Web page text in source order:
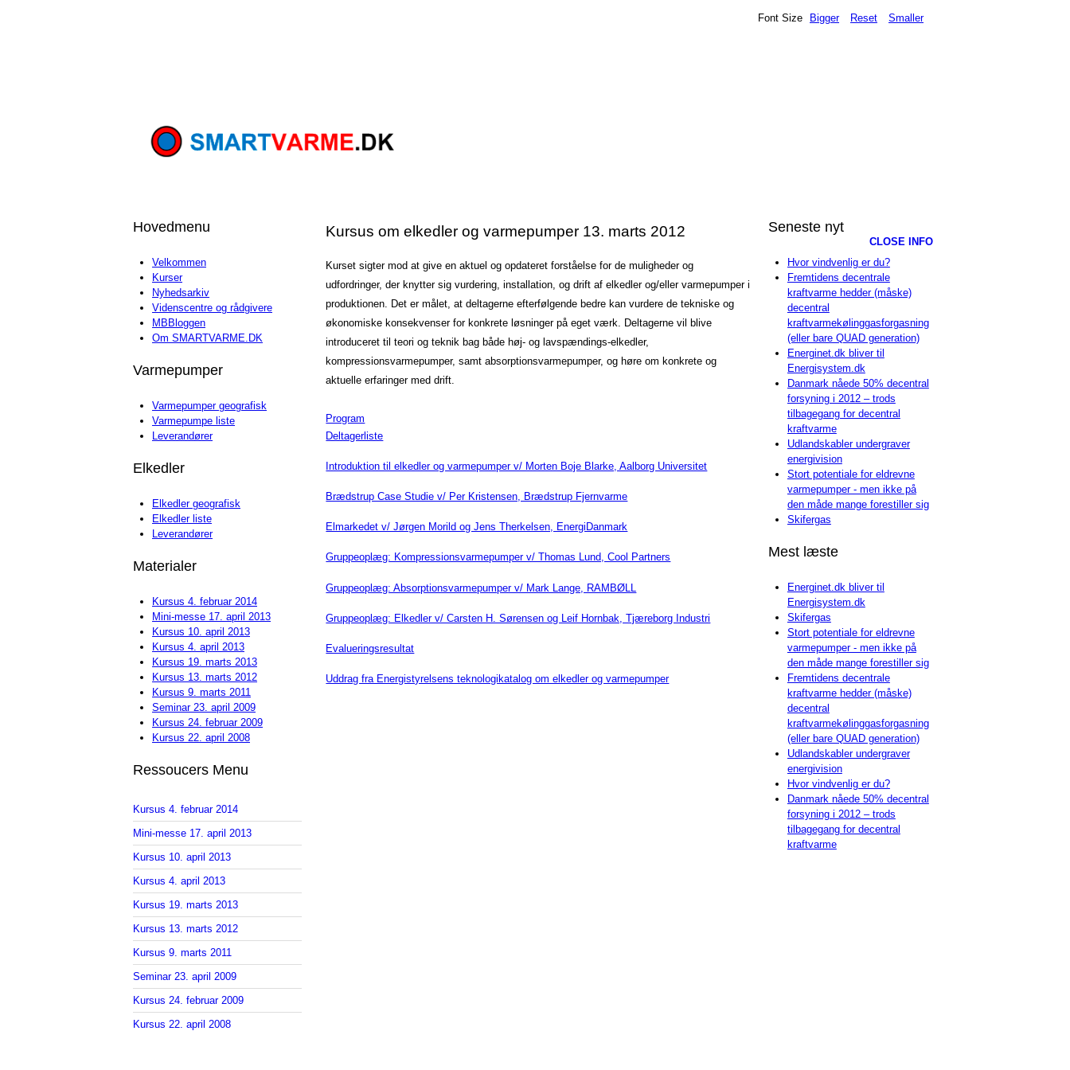
Font Size Bigger Reset Smaller
Hovedmenu
Velkommen
Kurser
Nyhedsarkiv
Videnscentre og rådgivere
MBBloggen
Om SMARTVARME.DK
Varmepumper
Varmepumper geografisk
Varmepumpe liste
Leverandører
Elkedler
Elkedler geografisk
Elkedler liste
Leverandører
Materialer
Kursus 4. februar 2014
Mini-messe 17. april 2013
Kursus 10. april 2013
Kursus 4. april 2013
Kursus 19. marts 2013
Kursus 13. marts 2012
Kursus 9. marts 2011
Seminar 23. april 2009
Kursus 24. februar 2009
Kursus 22. april 2008
Ressoucers Menu
Kursus 4. februar 2014
Mini-messe 17. april 2013
Kursus 10. april 2013
Kursus 4. april 2013
Kursus 19. marts 2013
Kursus 13. marts 2012
Kursus 9. marts 2011
Seminar 23. april 2009
Kursus 24. februar 2009
Kursus 22. april 2008
Kursus om elkedler og varmepumper 13. marts 2012
Kurset sigter mod at give en aktuel og opdateret forståelse for de muligheder og
udfordringer, der knytter sig vurdering, installation, og drift af elkedler og/eller varmepumper i
produktionen. Det er målet, at deltagerne efterfølgende bedre kan vurdere de tekniske og
økonomiske konsekvenser for konkrete løsninger på eget værk. Deltagerne vil blive
introduceret til teori og teknik bag både høj- og lavspændings-elkedler,
kompressionsvarmepumper, samt absorptionsvarmepumper, og høre om konkrete og
aktuelle erfaringer med drift.
Program
Deltagerliste
Introduktion til elkedler og varmepumper v/ Morten Boje Blarke, Aalborg Universitet
Brædstrup Case Studie v/ Per Kristensen, Brædstrup Fjernvarme
Elmarkedet v/ Jørgen Morild og Jens Therkelsen, EnergiDanmark
Gruppeoplæg: Kompressionsvarmepumper v/ Thomas Lund, Cool Partners
Gruppeoplæg: Absorptionsvarmepumper v/ Mark Lange, RAMBØLL
Gruppeoplæg: Elkedler v/ Carsten H. Sørensen og Leif Hornbak, Tjæreborg Industri
Evalueringsresultat
Uddrag fra Energistyrelsens teknologikatalog om elkedler og varmepumper
CLOSE INFO
Seneste nyt
Hvor vindvenlig er du?
Fremtidens decentrale
kraftvarme hedder (måske)
decentral
kraftvarmekølinggasforgasning
(eller bare QUAD generation)
Energinet.dk bliver til
Energisystem.dk
Danmark nåede 50% decentral
forsyning i 2012 – trods
tilbagegang for decentral
kraftvarme
Udlandskabler undergraver
energivision
Stort potentiale for eldrevne
varmepumper - men ikke på
den måde mange forestiller sig
Skifergas
Mest læste
Energinet.dk bliver til
Energisystem.dk
Skifergas
Stort potentiale for eldrevne
varmepumper - men ikke på
den måde mange forestiller sig
Fremtidens decentrale
kraftvarme hedder (måske)
decentral
kraftvarmekølinggasforgasning
(eller bare QUAD generation)
Udlandskabler undergraver
energivision
Hvor vindvenlig er du?
Danmark nåede 50% decentral
forsyning i 2012 – trods
tilbagegang for decentral
kraftvarme